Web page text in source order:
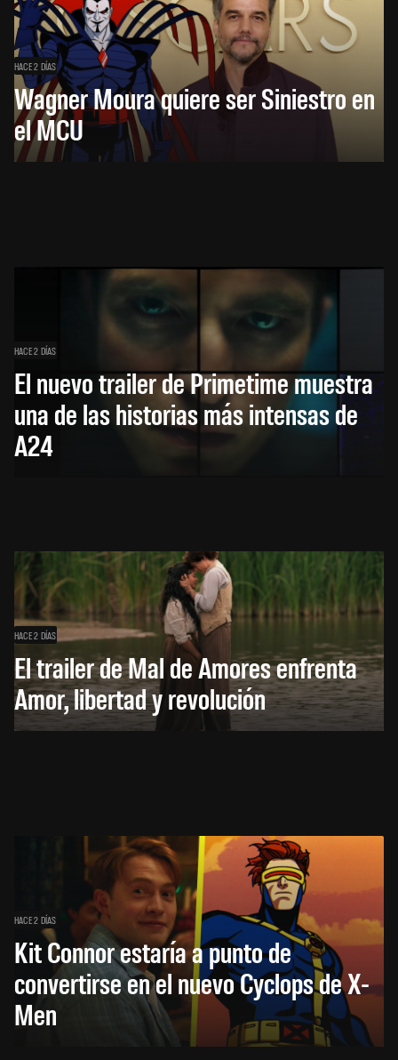
HACE 2 DÍAS
Wagner Moura quiere ser Siniestro en
el MCU
HACE 2 DÍAS
El nuevo trailer de Primetime muestra
una de las historias más intensas de
A24
HACE 2 DÍAS
El trailer de Mal de Amores enfrenta
Amor, libertad y revolución
HACE 2 DÍAS
Kit Connor estaría a punto de
convertirse en el nuevo Cyclops de X-
Men